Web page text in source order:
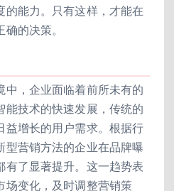
的能力。只有这样，才能在
的决策。
中，企业面临着前所未有的
能技术的快速发展，传统的
益增长的用户需求。根据行
型营销方法的企业在品牌曝
有了显著提升。这一趋势表
场变化，及时调整营销策